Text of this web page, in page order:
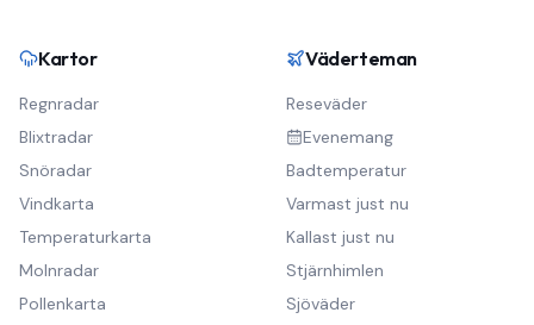
Kartor
Regnradar
Blixtradar
Snöradar
Vindkarta
Temperaturkarta
Molnradar
Pollenkarta
Väderteman
Reseväder
Evenemang
Badtemperatur
Varmast just nu
Kallast just nu
Stjärnhimlen
Sjöväder